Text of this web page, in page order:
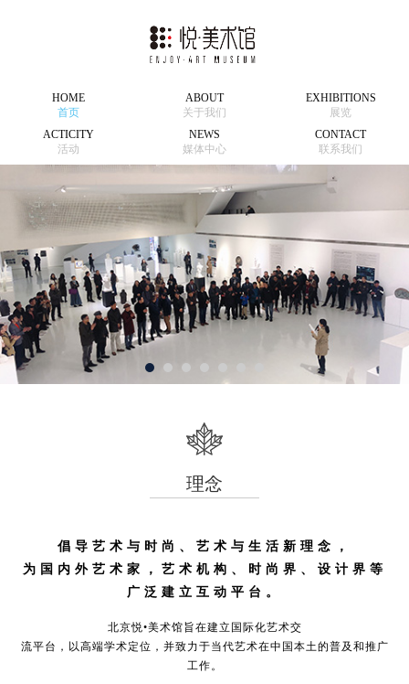
HOME
首页
ABOUT
关于我们
EXHIBITIONS
展览
ACTICITY
活动
NEWS
媒体中心
CONTACT
联系我们
理念
倡导艺术与时尚、艺术与生活新理念，
为国内外艺术家，艺术机构、时尚界、设计界等
广泛建立互动平台。
北京悦•美术馆旨在建立国际化艺术交
流平台，以高端学术定位，并致力于当代艺术在中国本土的普及和推广
工作。